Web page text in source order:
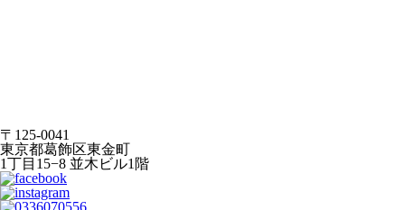
〒125-0041
東京都葛飾区東金町
1丁目15−8 並木ビル1階